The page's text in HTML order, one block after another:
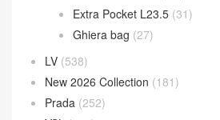
Extra Pocket L23.5 (31)
Ghiera bag (27)
LV (538)
New 2026 Collection (181)
Prada (252)